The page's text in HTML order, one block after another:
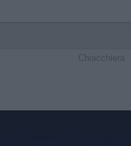
Chiacchiera